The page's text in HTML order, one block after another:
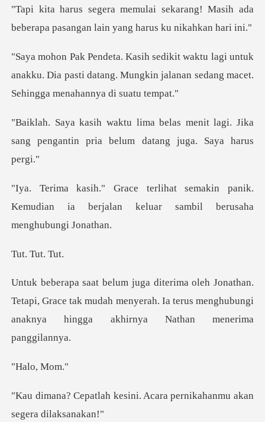
rang! Masih ada
beberapa pasangan la
untuk
anakku. Dia pasti datang. Mungkin jalanan
menit lagi. Jika
sang pengantin pria
makin panik.
Kemudian ia berjalan kelu
Tut.
Tetapi, Grace tak mudah menyerah. Ia terus menghubung
o, M
ini. Acara pernikahanmu a